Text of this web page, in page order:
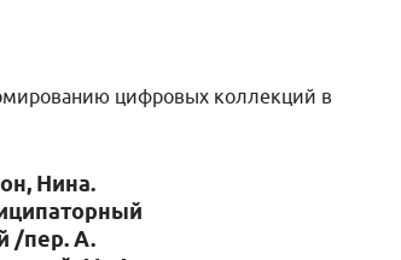
цифровых коллекций в
Нина.
/пер. А.